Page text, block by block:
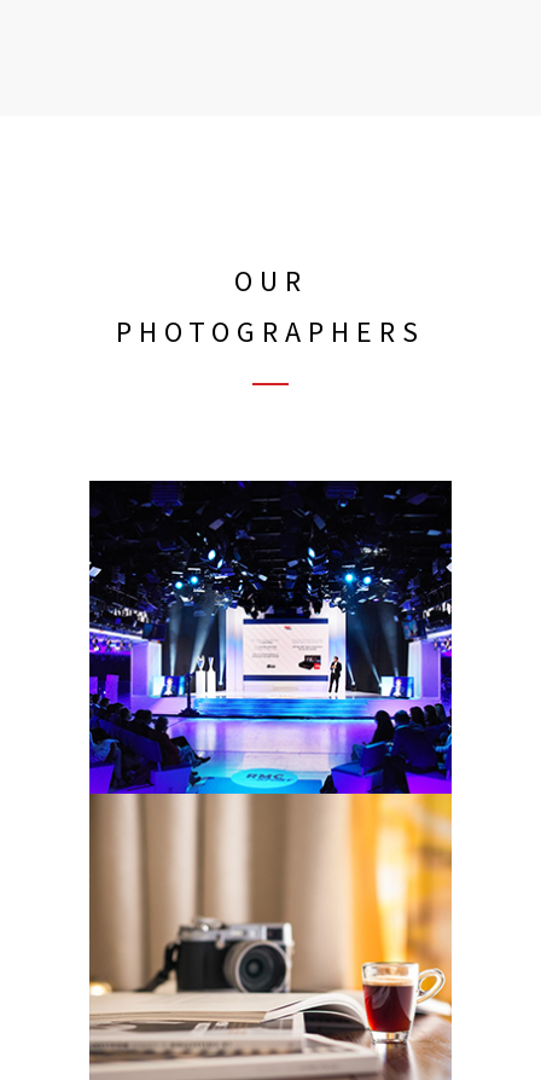
OUR
PHOTOGRAPHERS
ALAIN APAYDIN
Photographe basé à Paris, il s’illustre
dans la photographie d’entreprise et
évènementielle.
LANNERETONNE
Photographe basé à Nice, spécialisé
dans le domaine de l’architecture, de
l’hôtellerie et du culinaire.